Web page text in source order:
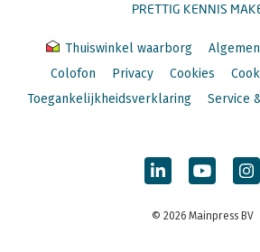
PRETTIG KENNIS
Thuiswinkel waarborg
Colofon
Privacy Cookies
Toegankelijkheidsverklaring
Service
© 2026 Mainpress BV